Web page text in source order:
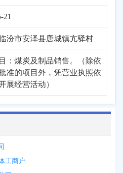
21
汾市安泽县唐城镇亢驿村
：煤炭及制品销售。（除依
准的项目外，凭营业执照依
展经营活动）
工商户